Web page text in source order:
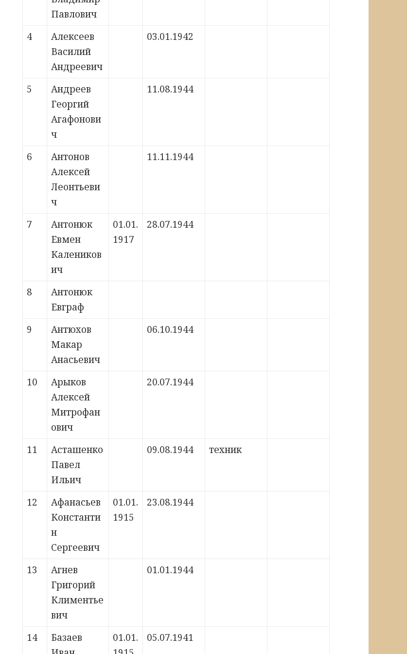
Павлович
4
Алексеев
Василий
Андреевич
03.01.1942
5
Андреев
Георгий
Агафонови
ч
11.08.1944
6
Антонов
Алексей
Леонтьеви
ч
11.11.1944
7
Антонюк
Евмен
Калеников
ич
01.01.
1917
28.07.1944
8
Антонюк
Евграф
9
Антюхов
Макар
Анасьевич
06.10.1944
10
Арыков
Алексей
Митрофан
ович
20.07.1944
11
Асташенко
Павел
Ильич
09.08.1944 техник
12
Афанасьев
Константи
н
Сергеевич
01.01.
1915
23.08.1944
13
Агнев
Григорий
Климентье
вич
01.01.1944
14
Базаев
01.01.
05.07.1941